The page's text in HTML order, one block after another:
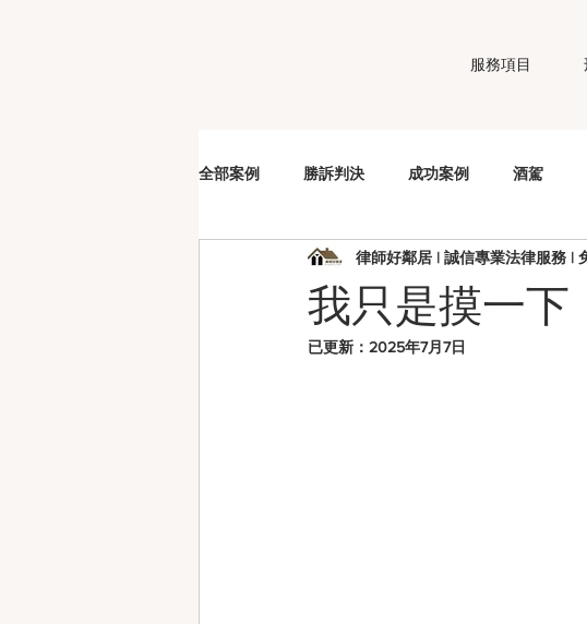
服務項目
全部案例 勝訴判決 成功案例 酒駕
車手 詐欺 洗錢 竊盜
妨害性自主 夫妻剩餘財產分配
我只是摸一下
律師好鄰居 | 誠信專業法律服務 |
已更新： 2025年7月7日